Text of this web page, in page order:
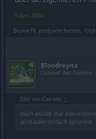
5 Juni 2024
Blume79, jordywinchester,
Bloodreyna
Colonel des Forums
Zitat von Cazaay: ↑
mich würde mal
wird oder einfach ignoriert.